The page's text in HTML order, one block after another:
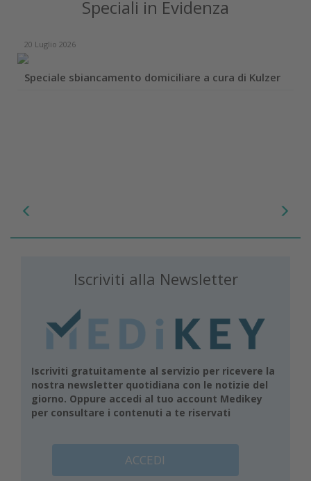
Speciali in Evidenza
20 Luglio 2026
Speciale sbiancamento domiciliare a cura di Kulzer
Iscriviti alla Newsletter
Iscriviti gratuitamente al servizio per ricevere la
nostra newsletter quotidiana con le notizie del
giorno. Oppure accedi al tuo account Medikey
per consultare i contenuti a te riservati
ACCEDI